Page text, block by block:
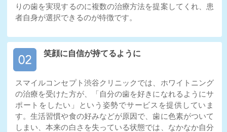
りの歯を実現するのに複数の治療方法を提案してくれ、患
者自身が選択できるのが特徴です。
笑顔に自信が持てるように
スマイルコンセプト渋谷クリニックでは、ホワイトニング
の治療を受けた方が、「自分の歯を好きになれるようにサ
ポートをしたい」という姿勢でサービスを提供していま
す。生活習慣や食の好みなどが原因で、歯に色素がついて
しまい、本来の白さを失っている状態では、なかなか自分